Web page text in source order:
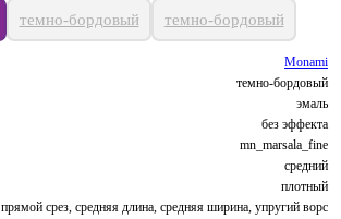
темно-бордовый темно-бордовый
Monami
темно-бордовый
эмаль
без эффекта
mn_mаrsala_fine
средний
плотный
прямой срез, средняя длина, средняя ширина, упругий ворс